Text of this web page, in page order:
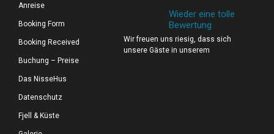
Anreise
Booking Form
Booking Received
Buchung – Preise
Das NisseHus
Datenschutz
Fjell & Küste
Wieder eine tolle
Bewertung
Wir freuen uns riesig, dass sich
unsere Gäste in unserem